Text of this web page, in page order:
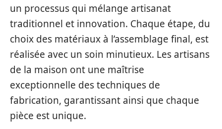
un processus qui mélange artisanat
traditionnel et innovation. Chaque étape, du
choix des matériaux à l’assemblage final, est
réalisée avec un soin minutieux. Les artisans
de la maison ont une maîtrise
exceptionnelle des techniques de
fabrication, garantissant ainsi que chaque
pièce est unique.